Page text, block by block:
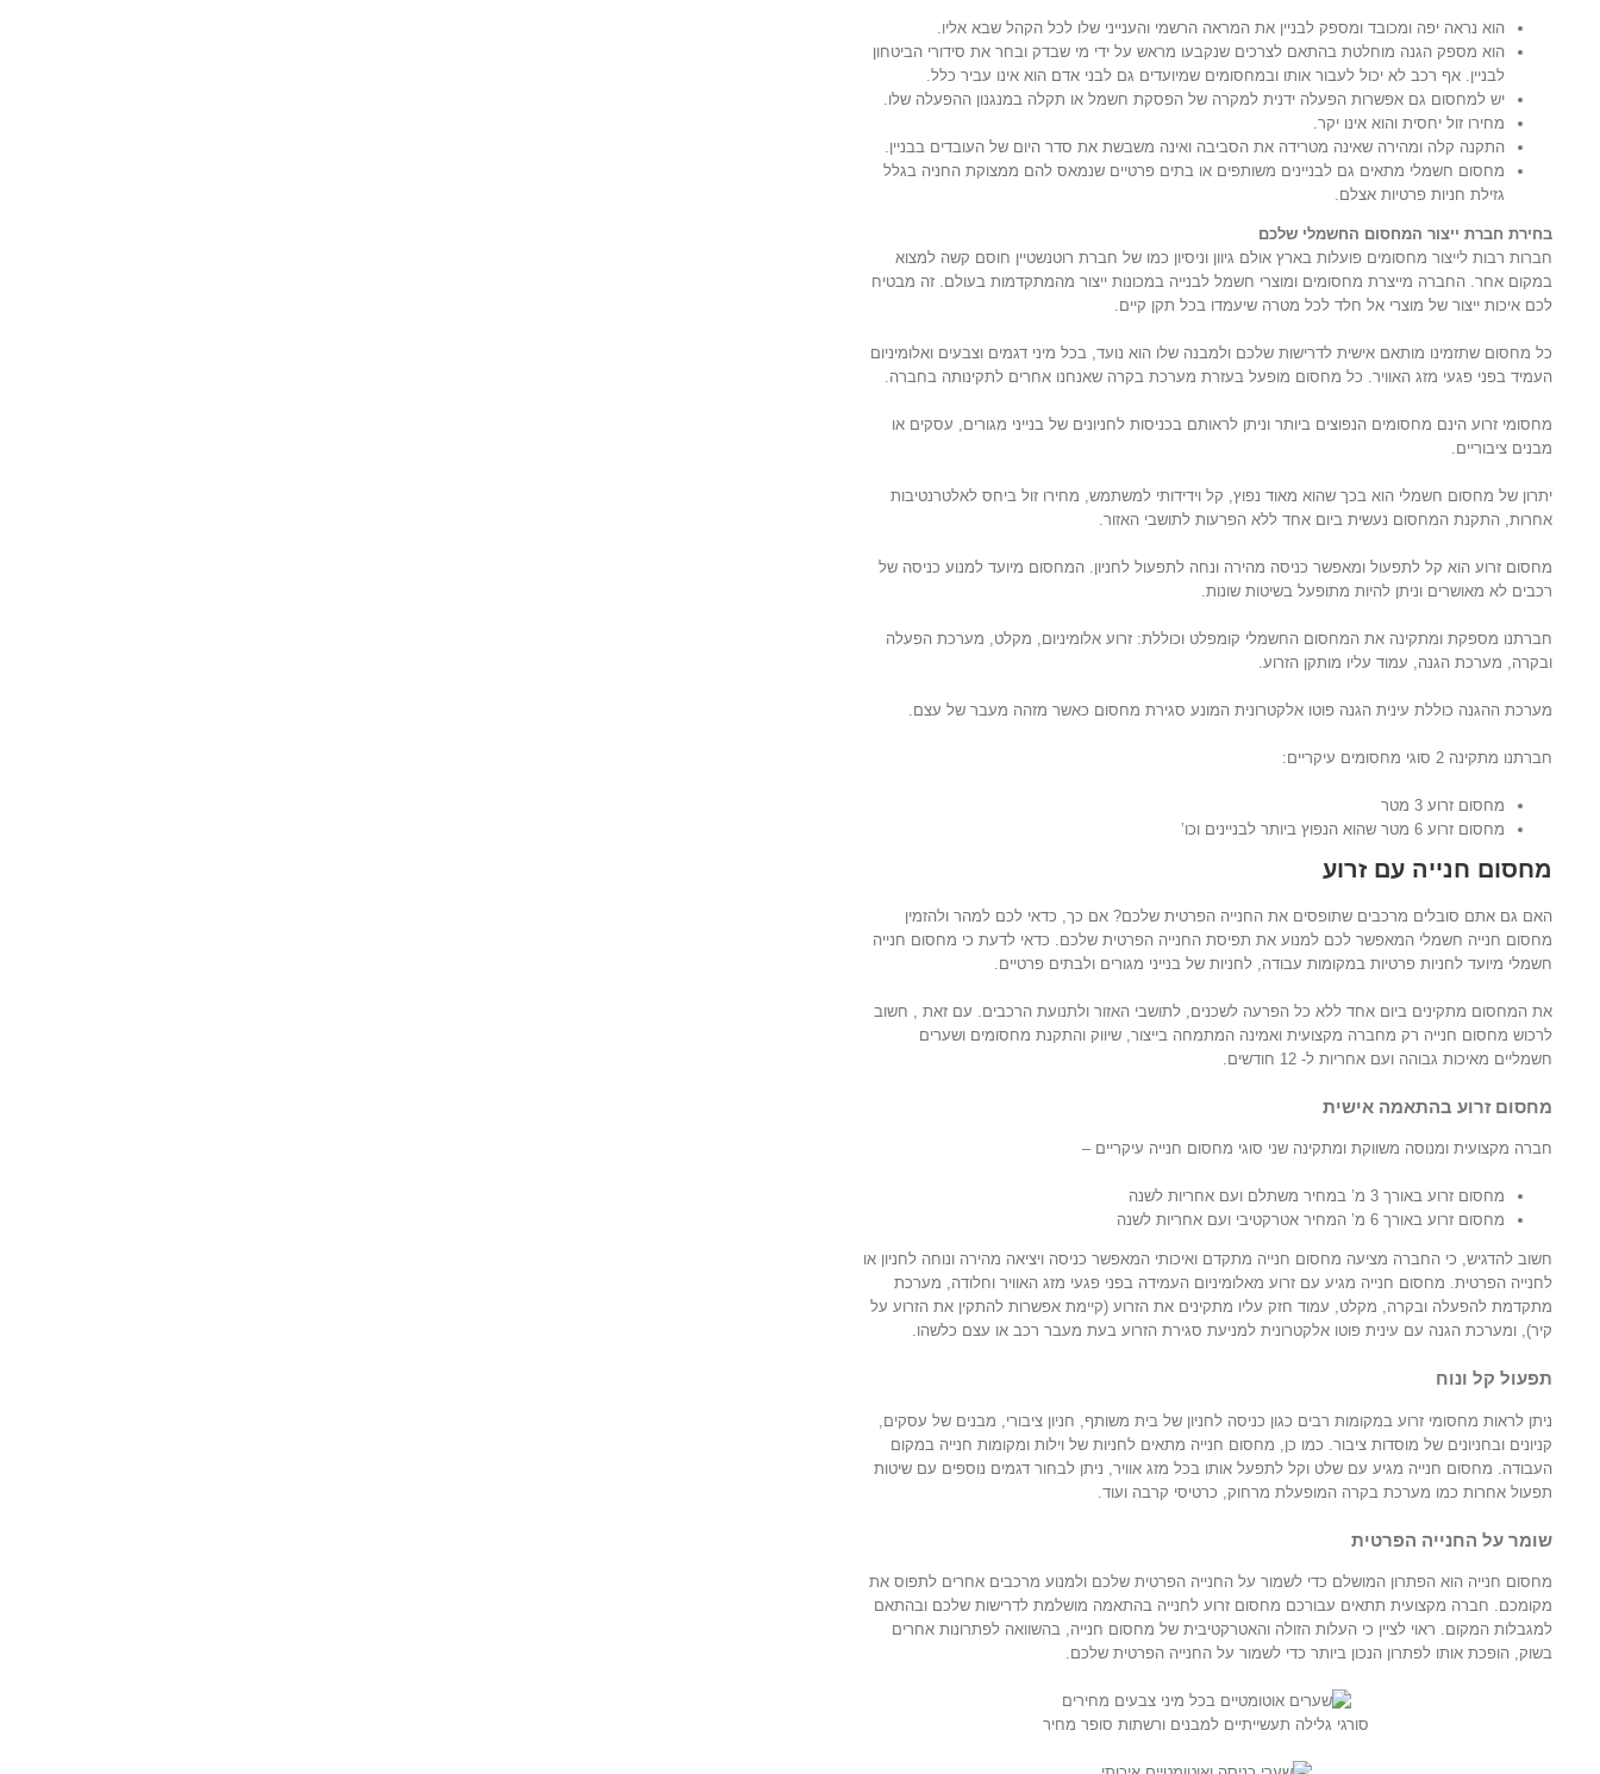
הוא נראה יפה ומכובד ומספק לבניין את המראה הרשמי והענייני שלו לכל הקהל שבא אליו.
הוא מספק הגנה מוחלטת בהתאם לצרכים שנקבעו מראש על ידי מי שבדק ובחר את סידורי הביטחון
לבניין. אף רכב לא יכול לעבור אותו ובמחסומים שמיועדים גם לבני אדם הוא אינו עביר כלל.
יש למחסום גם אפשרות הפעלה ידנית למקרה של הפסקת חשמל או תקלה במנגנון ההפעלה שלו.
מחירו זול יחסית והוא אינו יקר.
התקנה קלה ומהירה שאינה מטרידה את הסביבה ואינה משבשת את סדר היום של העובדים בבניין.
מחסום חשמלי מתאים גם לבניינים משותפים או בתים פרטיים שנמאס להם ממצוקת החניה בגלל
גזילת חניות פרטיות אצלם.
בחירת חברת ייצור המחסום החשמלי שלכם
חברות רבות לייצור מחסומים פועלות בארץ אולם גיוון וניסיון כמו של חברת רוטנשטיין חוסם קשה למצוא
במקום אחר. החברה מייצרת מחסומים ומוצרי חשמל לבנייה במכונות ייצור מהמתקדמות בעולם. זה מבטיח
לכם איכות ייצור של מוצרי אל חלד לכל מטרה שיעמדו בכל תקן קיים.
כל מחסום שתזמינו מותאם אישית לדרישות שלכם ולמבנה שלו הוא נועד, בכל מיני דגמים וצבעים ואלומיניום
העמיד בפני פגעי מזג האוויר. כל מחסום מופעל בעזרת מערכת בקרה שאנחנו אחרים לתקינותה בחברה.
מחסומי זרוע הינם מחסומים הנפוצים ביותר וניתן לראותם בכניסות לחניונים של בנייני מגורים, עסקים או
מבנים ציבוריים.
יתרון של מחסום חשמלי הוא בכך שהוא מאוד נפוץ, קל וידידותי למשתמש, מחירו זול ביחס לאלטרנטיבות
אחרות, התקנת המחסום נעשית ביום אחד ללא הפרעות לתושבי האזור.
מחסום זרוע הוא קל לתפעול ומאפשר כניסה מהירה ונחה לתפעול לחניון. המחסום מיועד למנוע כניסה של
רכבים לא מאושרים וניתן להיות מתופעל בשיטות שונות.
חברתנו מספקת ומתקינה את המחסום החשמלי קומפלט וכוללת: זרוע אלומיניום, מקלט, מערכת הפעלה
ובקרה, מערכת הגנה, עמוד עליו מותקן הזרוע.
מערכת ההגנה כוללת עינית הגנה פוטו אלקטרונית המונע סגירת מחסום כאשר מזהה מעבר של עצם.
חברתנו מתקינה 2 סוגי מחסומים עיקריים:
מחסום זרוע 3 מטר
מחסום זרוע 6 מטר שהוא הנפוץ ביותר לבניינים וכו’
מחסום חנייה עם זרוע
האם גם אתם סובלים מרכבים שתופסים את החנייה הפרטית שלכם? אם כך, כדאי לכם למהר ולהזמין
מחסום חנייה חשמלי המאפשר לכם למנוע את תפיסת החנייה הפרטית שלכם. כדאי לדעת כי מחסום חנייה
חשמלי מיועד לחניות פרטיות במקומות עבודה, לחניות של בנייני מגורים ולבתים פרטיים.
את המחסום מתקינים ביום אחד ללא כל הפרעה לשכנים, לתושבי האזור ולתנועת הרכבים. עם זאת , חשוב
לרכוש מחסום חנייה רק מחברה מקצועית ואמינה המתמחה בייצור, שיווק והתקנת מחסומים ושערים
חשמליים מאיכות גבוהה ועם אחריות ל- 12 חודשים.
מחסום זרוע בהתאמה אישית
חברה מקצועית ומנוסה משווקת ומתקינה שני סוגי מחסום חנייה עיקריים –
מחסום זרוע באורך 3 מ’ במחיר משתלם ועם אחריות לשנה
מחסום זרוע באורך 6 מ’ המחיר אטרקטיבי ועם אחריות לשנה
חשוב להדגיש, כי החברה מציעה מחסום חנייה מתקדם ואיכותי המאפשר כניסה ויציאה מהירה ונוחה לחניון או
לחנייה הפרטית. מחסום חנייה מגיע עם זרוע מאלומיניום העמידה בפני פגעי מזג האוויר וחלודה, מערכת
מתקדמת להפעלה ובקרה, מקלט, עמוד חזק עליו מתקינים את הזרוע (קיימת אפשרות להתקין את הזרוע על
קיר), ומערכת הגנה עם עינית פוטו אלקטרונית למניעת סגירת הזרוע בעת מעבר רכב או עצם כלשהו.
תפעול קל ונוח
ניתן לראות מחסומי זרוע במקומות רבים כגון כניסה לחניון של בית משותף, חניון ציבורי, מבנים של עסקים,
קניונים ובחניונים של מוסדות ציבור. כמו כן, מחסום חנייה מתאים לחניות של וילות ומקומות חנייה במקום
העבודה. מחסום חנייה מגיע עם שלט וקל לתפעל אותו בכל מזג אוויר, ניתן לבחור דגמים נוספים עם שיטות
תפעול אחרות כמו מערכת בקרה המופעלת מרחוק, כרטיסי קרבה ועוד.
שומר על החנייה הפרטית
מחסום חנייה הוא הפתרון המושלם כדי לשמור על החנייה הפרטית שלכם ולמנוע מרכבים אחרים לתפוס את
מקומכם. חברה מקצועית תתאים עבורכם מחסום זרוע לחנייה בהתאמה מושלמת לדרישות שלכם ובהתאם
למגבלות המקום. ראוי לציין כי העלות הזולה והאטרקטיבית של מחסום חנייה, בהשוואה לפתרונות אחרים
בשוק, הופכת אותו לפתרון הנכון ביותר כדי לשמור על החנייה הפרטית שלכם.
סורגי גלילה תעשייתיים למבנים ורשתות סופר מחיר